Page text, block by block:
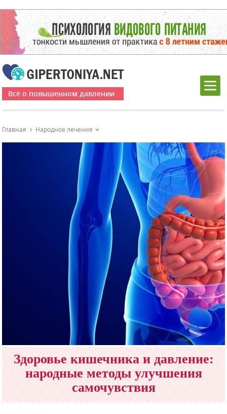
Всё о повышенном давлении
Главная Народное лечение
Здоровье кишечника и давление:
народные методы улучшения
самочувствия